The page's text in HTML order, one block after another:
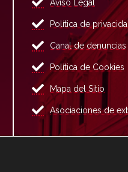
Aviso Legal
Política de
Canal de denuncias
Política de Cookies
Mapa del Sitio
Asociaciones de